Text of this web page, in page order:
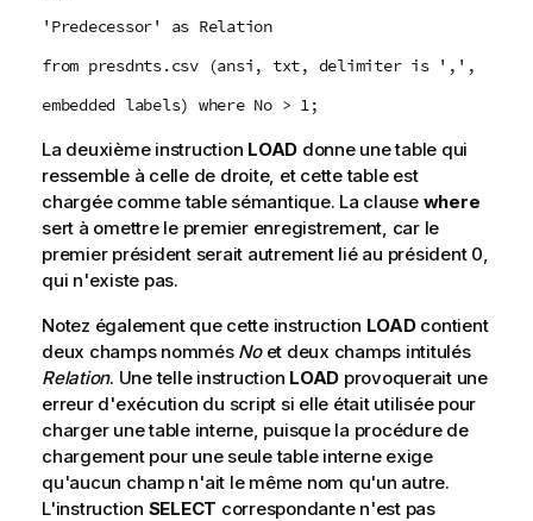
'Predecessor' as Relation
from presdnts.csv (ansi, txt, delimiter is ',',
embedded labels) where No > 1;
La deuxième instruction LOAD donne une table qui
ressemble à celle de droite, et cette table est
chargée comme table sémantique. La clause where
sert à omettre le premier enregistrement, car le
premier président serait autrement lié au président 0,
qui n'existe pas.
Notez également que cette instruction LOADcontient
deux champs nommés Noet deux champs intitulés
Relation. Une telle instruction LOAD provoquerait une
erreur d'exécution du script si elle était utilisée pour
charger une table interne, puisque la procédure de
chargement pour une seule table interne exige
qu'aucun champ n'ait le même nom qu'un autre.
L'instruction SELECT correspondante n'est pas